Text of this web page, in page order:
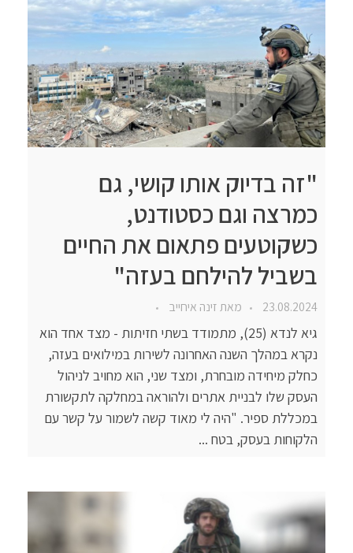
"זה בדיוק אותו קושי, גם
כמרצה וגם כסטודנט,
כשקוטעים פתאום את החיים
בשביל להילחם בעזה"
23.08.2024 מאתזינה איחייב
גיא לנדא (25), מתמודד בשתי חזיתות - מצד אחד הוא
נקרא במהלך השנה האחרונה לשירות במילואים בעזה,
כחלק מיחידה מובחרת, ומצד שני, הוא מחויב לניהול
העסק שלו לבניית אתרים ולהוראה במחלקה לתקשורת
במכללת ספיר. "היה לי מאוד קשה לשמור על קשר עם
הלקוחות בעסק, בטח ...